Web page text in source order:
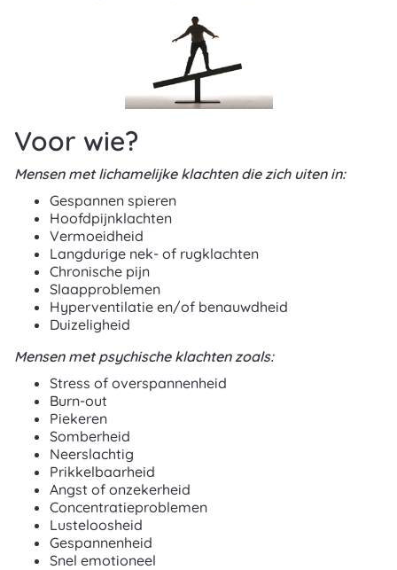
Voor wie?
Mensen met lichamelijke klachten die zich uiten in:
Gespannen spieren
Hoofdpijnklachten
Vermoeidheid
Langdurige nek- of rugklachten
Chronische pijn
Slaapproblemen
Hyperventilatie en/of benauwdheid
Duizeligheid
Mensen met psychische klachten zoals:
Stress of overspannenheid
Burn-out
Piekeren
Somberheid
Neerslachtig
Prikkelbaarheid
Angst of onzekerheid
Concentratieproblemen
Lusteloosheid
Gespannenheid
Snel emotioneel